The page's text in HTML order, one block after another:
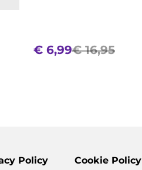
€ 6,99€ 16,95
Policy Cookie Policy